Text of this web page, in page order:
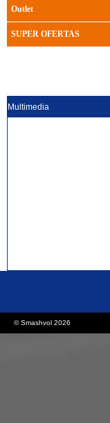
Outlet
SUPER OFERTAS
Multimedia
© Smashvol 2026